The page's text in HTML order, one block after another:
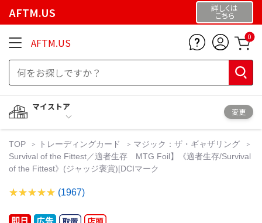
AFTM.US 詳しくは
こちら
AFTM.US 0
マイストア
変更
TOP トレーディングカード
マジック：ザ・ギャザリング
Survival of the Fittest／適者生存 MTG Foil】《適者生存/Survival
of the Fittest》(ジャッジ褒賞)[DCIマーク
(1967)